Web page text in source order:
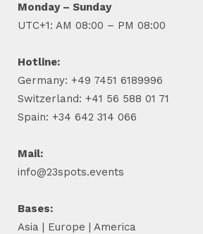
Monday – Sunday
UTC+1: AM 08:00 – PM 08:00
Hotline:
Germany: +49 7451 6189996
Switzerland: +41 56 588 01 71
Spain: +34 642 314 066
Mail:
info@23spots.events
Bases:
Asia | Europe | America